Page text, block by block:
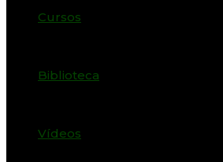
Cursos
Biblioteca
Vídeos